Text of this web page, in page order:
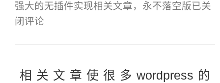
强大的无插件实现相关文章，永不落空版已关
闭评论
相关文章使很多wordpress的